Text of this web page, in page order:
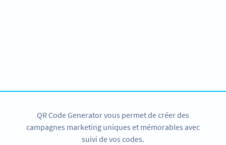
QR Code Generator vous permet de créer des
campagnes marketing uniques et mémorables avec
suivi de vos codes.